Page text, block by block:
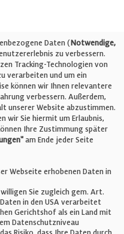
Daten (Notwendige,
zu verbessern.
Tracking-Technologien von
verarbeiten und um ein
können wir Ihnen relevantere
verbessern. Außerdem,
unserer Website abzustimmen.
wir Sie hiermit um Erlaubnis,
Ihre Zustimmung später
am Ende jeder Seite
Webseite erhobenen Daten in
Sie zugleich gem. Art.
Daten in den USA verarbeitet
Gerichtshof als ein Land mit
Datenschutzniveau